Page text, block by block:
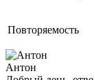
Повторяемость
Антон